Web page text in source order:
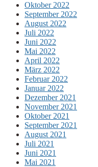
Oktober 2022
September 2022
August 2022
Juli 2022
Juni 2022
Mai 2022
April 2022
März 2022
Februar 2022
Januar 2022
Dezember 2021
November 2021
Oktober 2021
September 2021
August 2021
Juli 2021
Juni 2021
Mai 2021